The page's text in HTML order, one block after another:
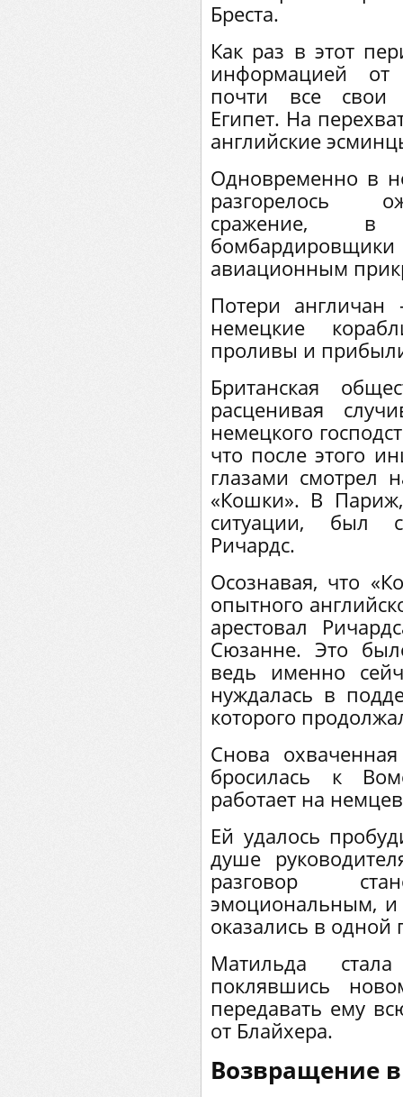
Бреста.
Как раз в этот
информацией от
почти все свои
Египет. На
английские
Одновременно в
разгорелось
сражение, в
авиационным
Потери
немецкие
проливы и
Британская
расценивая
немецкого
что после этого
глазами смотрел
«Кошки». В
ситуации, был
Ричардс.
Осознавая, что
опытного
арестовал
Сюзанне. Это
ведь именно
нуждалась в
которого
Снова
бросилась к
работает на
Ей удалось
душе
разговор
эмоциональным, и
оказались в одной
Матильда
поклявшись
передавать ему
от Блайхера.
Возвращение